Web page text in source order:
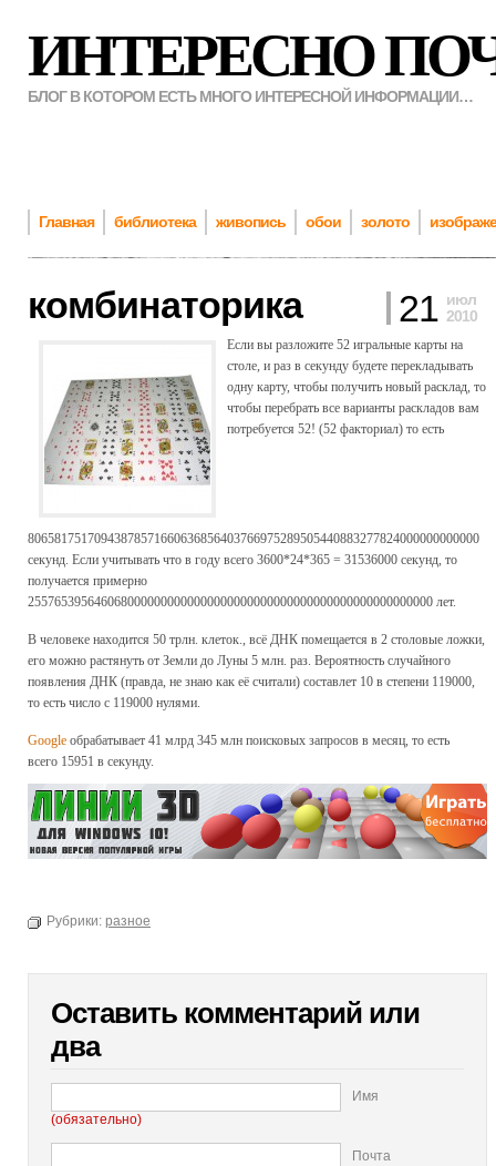
ИНТЕРЕСНО
БЛОГ В КОТОРОМ ЕСТЬ МНОГО ИНТЕРЕСНОЙ ИНФОРМАЦИИ…
Главная библиотека живопись обои золото
комбинаторика 21 июл
2010
Если вы разложите 52 игральные карты на
столе, и раз в секунду будете перекладывать
одну карту, чтобы получить новый расклад, то
чтобы перебрать все варианты раскладов вам
потребуется 52! (52 факториал) то есть
80658175170943878571660636856403766975289505440883277824000000000000
секунд. Если учитывать что в году всего 3600*24*365 = 31536000 секунд, то
получается примерно
2557653956460680000000000000000000000000000000000000000000000 лет.
В человеке находится 50 трлн. клеток., всё ДНК помещается в 2 столовые ложки,
его можно растянуть от Земли до Луны 5 млн. раз. Вероятность случайного
появления ДНК (правда, не знаю как её считали) составлет 10 в степени 119000,
то есть число с 119000 нулями.
Google обрабатывает 41 млрд 345 млн поисковых запросов в месяц, то есть
всего 15951 в секунду.
Рубрики: разное
Оставить комментарий или
два
Имя
(обязательно)
Почта